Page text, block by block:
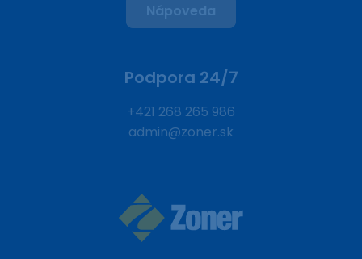
Nápoveda
Podpora 24/7
+421 268 265 986
admin@zoner.sk